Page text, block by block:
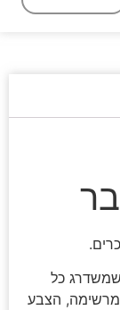
שמשדרג כל
מרשימה, הצבע